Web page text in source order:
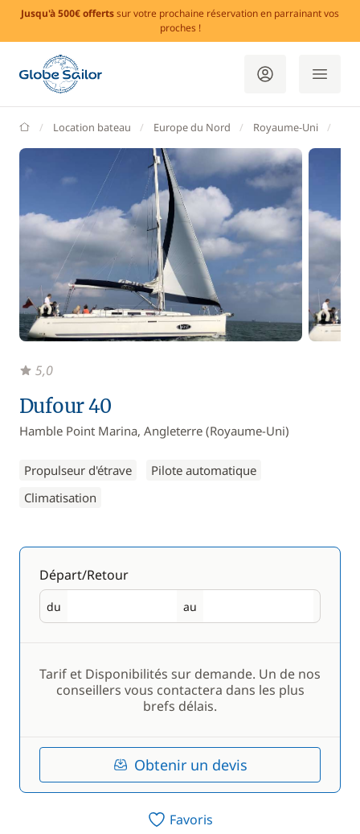
Jusqu'à 500€ offertssur votre prochaine réservation en parrainant vos
proches !
GlobeSailor
Location bateau Europe du Nord Royaume-Uni
Dufour 40
Hamble Point Marina, Angleterre (Royaume-Uni)
Propulseur d'étrave
Pilote automatique
Climatisation
5,0
Départ/Retour
du
Départ au
Retour
Tarif et Disponibilités sur demande. Un de nos
conseillers vous contactera dans les plus
brefs délais.
Obtenir un devis
Favoris